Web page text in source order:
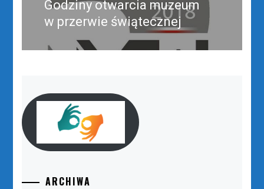
Następny
post:
Godziny otwarcia muzeum
w przerwie świątecznej
ARCHIWA